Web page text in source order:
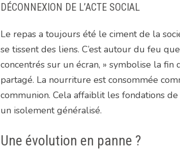
DÉCONNEXION DE L’ACTE SOCIAL
Le repas a toujours été le ciment de la
se tissent des liens. C’est autour du feu
concentrés sur un écran, » symbolise la
partagé. La nourriture est consommée
communion. Cela affaiblit les fondations
un isolement généralisé.
Une évolution en panne ?